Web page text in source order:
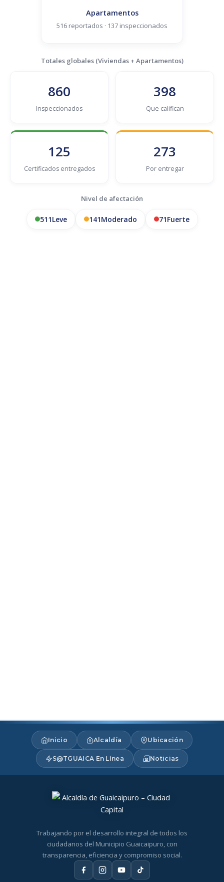
Apartamentos
516 reportados · 137 inspeccionados
Totales globales (Viviendas + Apartamentos)
860
Inspeccionados
398
Que califican
125
Certificados entregados
273
Por entregar
Nivel de afectación
511Leve 141Moderado 71Fuerte
Inicio Alcaldía Ubicación
S@TGUAICA En Línea Noticias
Trabajando por el desarrollo integral de todos los
ciudadanos del Municipio Guaicaipuro, con
transparencia, eficiencia y compromiso social.